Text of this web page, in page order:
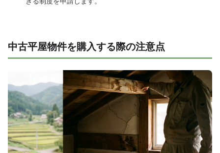
中古平屋物件を購入する際の注意点